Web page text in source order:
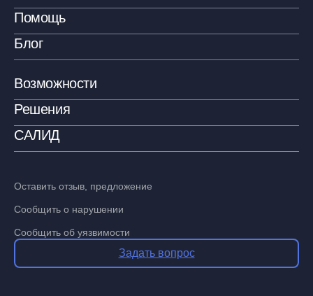
Помощь
Блог
Возможности
Решения
САЛИД
Оставить отзыв, предложение
Сообщить о нарушении
Сообщить об уязвимости
Задать вопрос